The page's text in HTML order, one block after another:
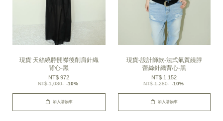
現貨 天絲繞脖開襟後削肩針織
背心-黑
NT$ 972
NT$ 1,080 -10%
加入購物車
現貨-設計師款-法式氣質繞脖
蕾絲針織背心-黑
NT$ 1,152
NT$ 1,280 -10%
加入購物車